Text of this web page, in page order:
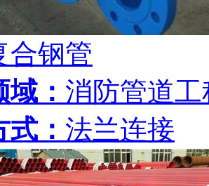
合钢管
： 消防管道工
： 法兰连接